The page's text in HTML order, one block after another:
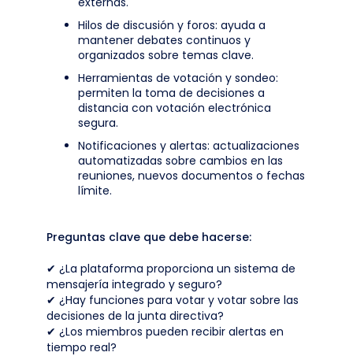
Hilos de discusión y foros: ayuda a
mantener debates continuos y
organizados sobre temas clave.
Herramientas de votación y sondeo:
permiten la toma de decisiones a
distancia con votación electrónica
segura.
Notificaciones y alertas: actualizaciones
automatizadas sobre cambios en las
reuniones, nuevos documentos o fechas
límite.
Preguntas clave que debe hacerse:
✔ ¿La plataforma proporciona un sistema de
mensajería integrado y seguro?
✔ ¿Hay funciones para votar y votar sobre las
decisiones de la junta directiva?
✔ ¿Los miembros pueden recibir alertas en
tiempo real?